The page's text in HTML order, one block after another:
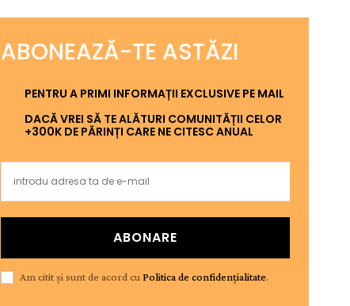
ABONEAZĂ-TE ASTĂZI
PENTRU A PRIMI INFORMAȚII EXCLUSIVE PE MAIL
DACĂ VREI SĂ TE ALĂTURI COMUNITĂȚII CELOR
+300K DE PĂRINȚI CARE NE CITESC ANUAL
ABONARE
Am citit și sunt de acord cuPolitica de confidențialitate.